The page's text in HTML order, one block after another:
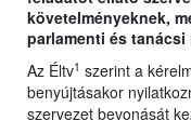
követelményeknek,
parlamenti és tanácsi
Az Éltv1 szerint a
benyújtásakor
szervezet bevonását